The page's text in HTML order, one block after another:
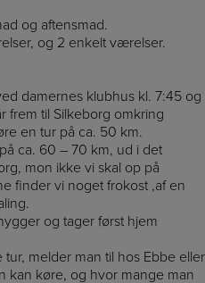
og aftensmad.
og 2 enkelt værelser.
damernes klubhus kl. 7:45 og
frem til Silkeborg omkring
en tur på ca. 50 km.
ca. 60 – 70 km, ud i det
mon ikke vi skal op på
finder vi noget frokost ,af en
og tager først hjem
melder man til hos Ebbe eller
kan køre, og hvor mange man